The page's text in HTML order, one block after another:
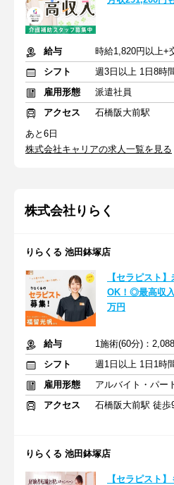
給与
時給1,820円以上+
シフト
雇用形態
派遣社員
アクセス
石橋阪大前駅
あと6日
株式会社キャリアの求人一覧を見る
株式会社りらく
りらくる 池田鉢塚店
【セラピスト
OK！◎最高収
万円
給与
1施術(60分)：
シフト
週1日以上 1日1時
雇用形態
アルバイト・パー
アクセス
石橋阪大前駅 徒歩
りらくる 池田鉢塚店
【セラピスト